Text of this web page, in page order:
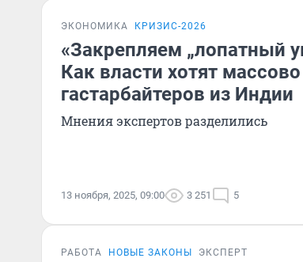
ЭКОНОМИКА КРИЗИС-2026
«Закрепляем „лопатный
Как власти хотят
гастарбайтеров из Индии
Мнения экспертов разделились
13 ноября, 2025, 09:00 3 251 5
РАБОТА НОВЫЕ ЗАКОНЫ ЭКСПЕРТ